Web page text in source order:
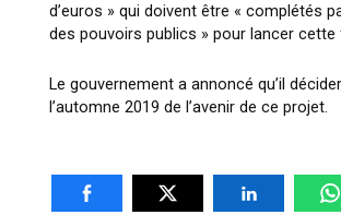
d’euros » qui doivent être « complétés
des pouvoirs publics » pour lancer cette
Le gouvernement a annoncé qu’il
l’automne 2019 de l’avenir de ce projet.